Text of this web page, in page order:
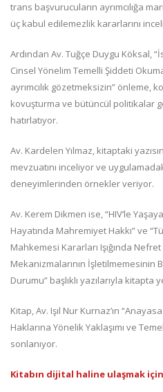
trans başvurucuların ayrımcılığa
üç kabul edilemezlik kararlarını
Ardından Av. Tuğçe Duygu Köksal,
Cinsel Yönelim Temelli Şiddeti
ayrımcılık gözetmeksizin” önleme,
kovuşturma ve bütüncül politikalar
hatırlatıyor.
Av. Kardelen Yılmaz, kitaptaki
mevzuatını inceliyor ve
deneyimlerinden örnekler veriyor.
Av. Kerem Dikmen ise, “HIV’le
Hayatında Mahremiyet Hakkı” ve
Mahkemesi Kararları Işığında
Mekanizmalarının İşletilmemesinin
Durumu” başlıklı yazılarıyla kitapta
Kitap, Av. Işıl Nur Kurnaz’ın
Haklarına Yönelik Yaklaşımı ve
sonlanıyor.
Kitabın dijital haline ulaşmak için